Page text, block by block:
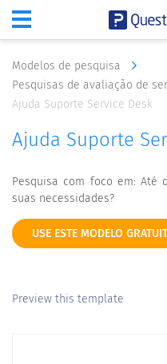
Modelos de pesquisa
Pesquisas de avaliação de
Ajuda Suporte Service Desk
Ajuda Suporte
Pesquisa com foco em: Até
suas necessidades?
USE ESTE MODELO
Preview this template